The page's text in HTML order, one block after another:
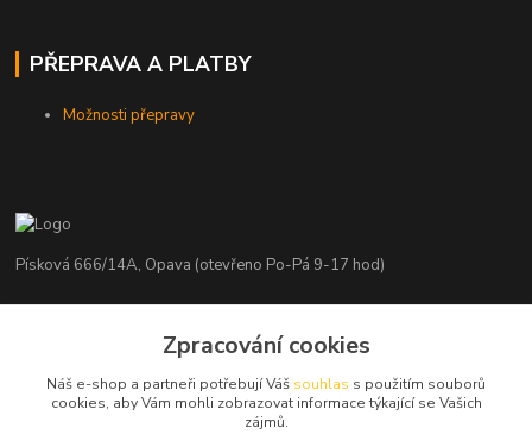
PŘEPRAVA A PLATBY
Možnosti přepravy
Písková 666/14A, Opava (otevřeno Po-Pá 9-17 hod)
+420 776 839 986
info@nosice.com
Zpracování cookies
Náš e-shop a partneři potřebují Váš souhlas s použitím souborů
cookies, aby Vám mohli zobrazovat informace týkající se Vašich
zájmů.